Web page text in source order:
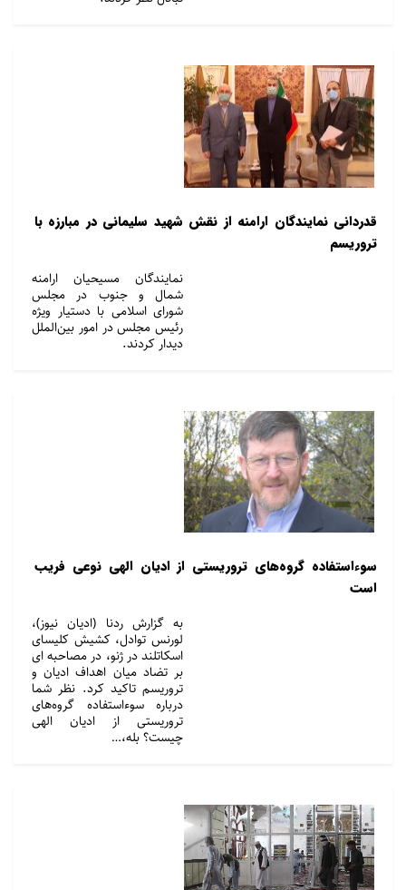
قدردانی نمایندگان ارامنه از نقش شهید سلیمانی در مبارزه با
تروریسم
نمایندگان مسیحیان ارامنه
شمال و جنوب در مجلس
شورای اسلامی با دستیار ویژه
رئیس مجلس در امور بین‌الملل
دیدار کردند.
سوءاستفاده گروه‌های تروریستی از ادیان الهی نوعی فریب
است
به گزارش ردنا (ادیان نیوز)،
لورنس توادل، کشیش کلیسای
اسکاتلند در ژنو، در مصاحبه ای
بر تضاد میان اهداف ادیان و
تروریسم تاکید کرد. نظر شما
درباره سوءاستفاده گروه‌های
تروریستی از ادیان الهی
چیست؟ بله،…